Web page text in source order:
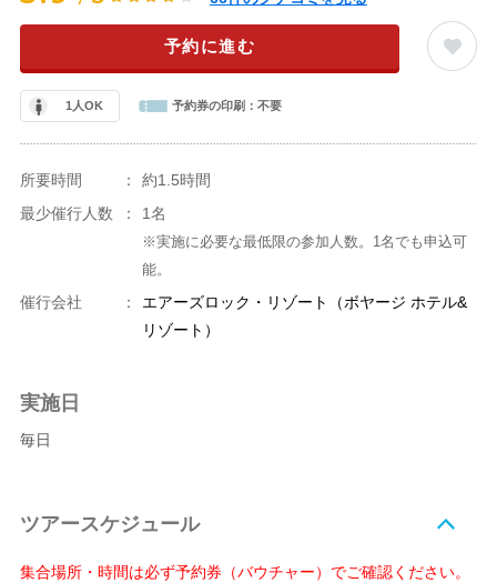
予約に進む
1人OK 予約券の印刷： 不要
所要時間 ：
約1.5時間
最少催行人数
： 1名
※実施に必要な最低限の参加人数。1名でも申込可
能。
催行会社 ：
エアーズロック・リゾート（ボヤージ ホテル&
リゾート）
実施日
毎日
ツアースケジュール
集合場所・時間は必ず予約券（バウチャー）でご確認ください。